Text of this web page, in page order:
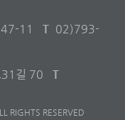
11
T 02)793-
31길 70
T
RIGHTS RESERVED